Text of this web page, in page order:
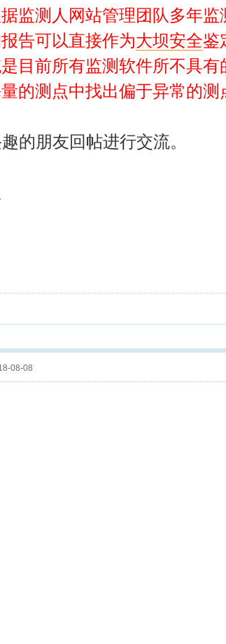
监测人网站管理团队多年
告可以直接作为大坝安全鉴
目前所有监测软件所不具
的测点中找出偏于异常的
朋友回帖进行交流。
08-08